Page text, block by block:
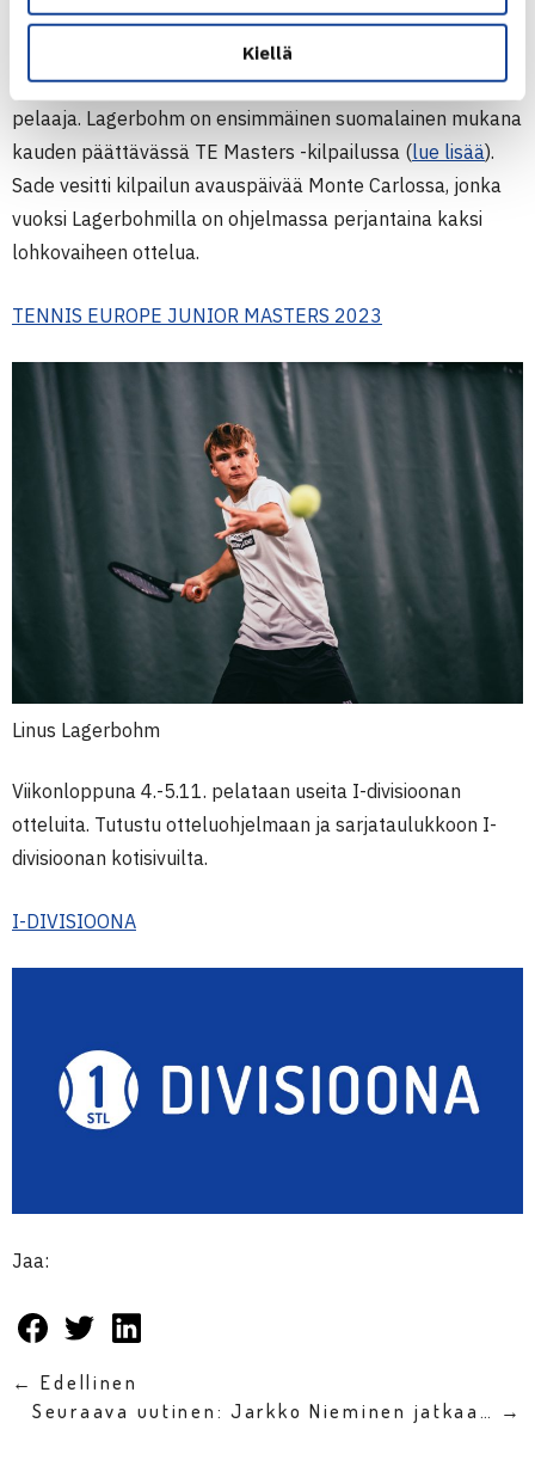
Kiellä
menestynyttä pelaajaa. Lagerbohm saavutti alle 16-
vuotiaiden hopeaa EM-kilpailuista, jonka avulla
suomalainen oli viimeinen paikan kilpailusta varmistanut
pelaaja. Lagerbohm on ensimmäinen suomalainen mukana
kauden päättävässä TE Masters -kilpailussa (lue lisää).
Sade vesitti kilpailun avauspäivää Monte Carlossa, jonka
vuoksi Lagerbohmilla on ohjelmassa perjantaina kaksi
lohkovaiheen ottelua.
TENNIS EUROPE JUNIOR MASTERS 2023
Linus Lagerbohm
Viikonloppuna 4.-5.11. pelataan useita I-divisioonan
otteluita. Tutustu otteluohjelmaan ja sarjataulukkoon I-
divisioonan kotisivuilta.
I-DIVISIOONA
Jaa:
← Edellinen
Seuraava uutinen: Jarkko Nieminen jatkaa… →